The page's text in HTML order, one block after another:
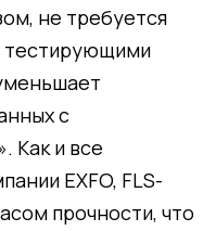
не требуется
тестирующими
с
Как и все
EXFO, FLS-
прочности, что